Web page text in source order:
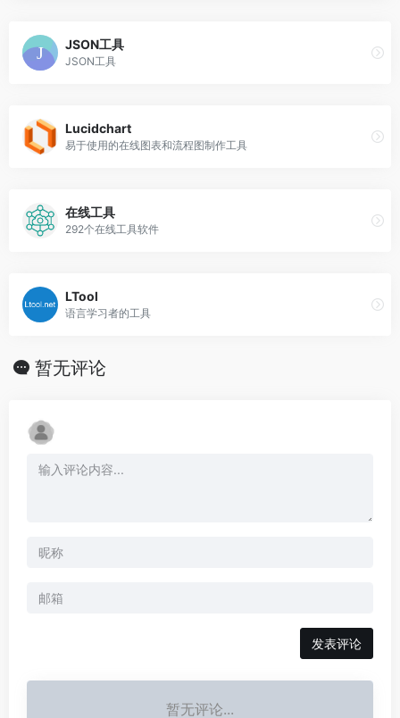
JSON工具
JSON工具
Lucidchart
易于使用的在线图表和流程图制作工具
在线工具
292个在线工具软件
LTool
语言学习者的工具
暂无评论
发表评论
暂无评论...